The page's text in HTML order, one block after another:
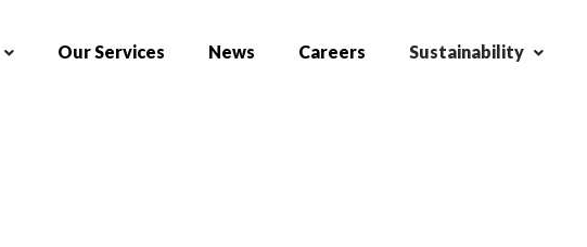
Our Services News Careers Sustainability